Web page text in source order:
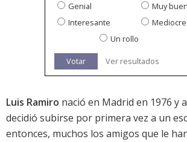
Genial
Muy
Interesante
Mediocre
Un rollo
Votar Ver resultados
Luis Ramiro nació en Madrid en 1976 y
decidió subirse por primera vez a un
entonces, muchos los amigos que le